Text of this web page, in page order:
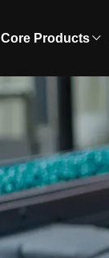
Core Products